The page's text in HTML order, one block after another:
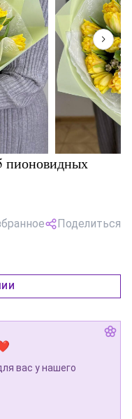
пионовидных
Поделиться
❤
вас у нашего